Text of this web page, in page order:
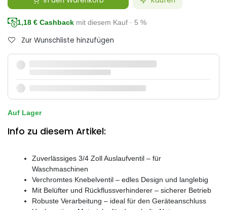
1,18 € Cashback mit diesem Kauf · 5 %
Zur Wunschliste hinzufügen
Auf Lager
Info zu diesem Artikel:
Zuverlässiges 3/4 Zoll Auslaufventil – für
Waschmaschinen
Verchromtes Knebelventil – edles Design und langlebig
Mit Belüfter und Rückflussverhinderer – sicherer Betrieb
Robuste Verarbeitung – ideal für den Geräteanschluss